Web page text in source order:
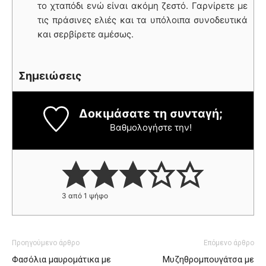
το χταπόδι ενώ είναι ακόμη ζεστό. Γαρνίρετε με
τις πράσινες ελιές και τα υπόλοιπα συνοδευτικά
και σερβίρετε αμέσως.
Σημειώσεις
Δοκιμάσατε τη συνταγή;
Βαθμολογήστε την!
3 από 1 ψήφο
Προηγούμενο άρθρο
Φασόλια μαυρομάτικα με
Επόμενο άρθρο
Μυζηθρομπουγάτσα με